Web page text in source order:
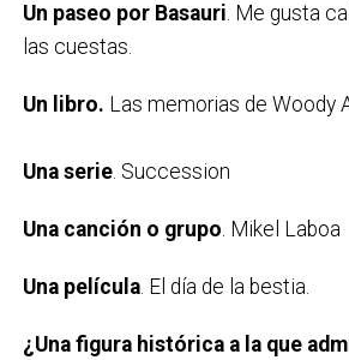
Un paseo por Basauri. Me gusta
las cuestas.
Un libro. Las memorias de Woody
Una serie. Succession
Una canción o grupo. Mikel Laboa
Una película. El día de la bestia.
¿Una figura histórica a la que